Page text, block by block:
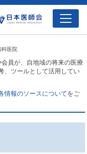
科医院
員が、自地域の将来の医療
、ツールとして活用してい
情報のソースについてをご